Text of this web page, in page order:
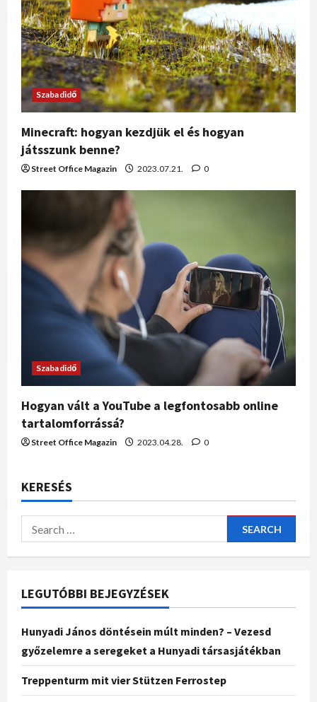
Szabadidő
Minecraft: hogyan kezdjük el és hogyan
játsszunk benne?
Street Office Magazin 2023.07.21. 0
Szabadidő
Hogyan vált a YouTube a legfontosabb online
tartalomforrássá?
Street Office Magazin 2023.04.28. 0
KERESÉS
LEGUTÓBBI BEJEGYZÉSEK
Hunyadi János döntésein múlt minden? – Vezesd
győzelemre a seregeket a Hunyadi társasjátékban
Treppenturm mit vier Stützen Ferrostep